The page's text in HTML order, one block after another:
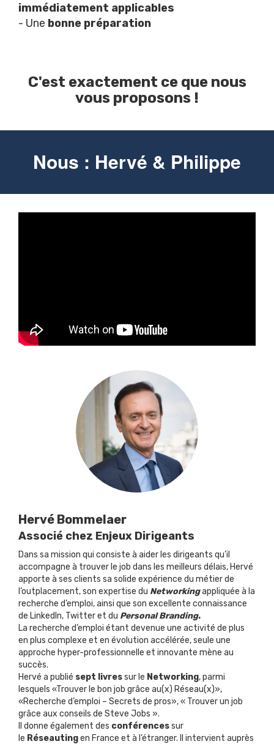
immédiatement applicables
- Une bonne préparation
C'est exactement ce que nous
vous proposons !
Nous : Hervé & Philippe
Hervé Bommelaer
Associé chez Enjeux Dirigeants
Dans sa mission qui consiste à aider les dirigeants qu’il
accompagne à trouver le job dans les meilleurs délais, Hervé
apporte à ses clients sa solide expérience du métier de
l’outplacement, son expertise du Networkingappliquée à la
recherche d’emploi, ainsi que son excellente connaissance
de LinkedIn, Twitter et du Personal Branding.
La recherche d’emploi étant devenue une activité de plus
en plus complexe et en évolution accélérée, seule une
approche hyper-professionnelle et innovante mène au
succès.
Hervé a publié sept livressur le Networking, parmi
lesquels «Trouver le bon job grâce au(x) Réseau(x)»,
«Recherche d’emploi – Secrets de pros», « Trouver un job
grâce aux conseils de Steve Jobs ».
Il donne également des conférencessur
le Réseautingen France et à l’étranger. Il intervient auprès